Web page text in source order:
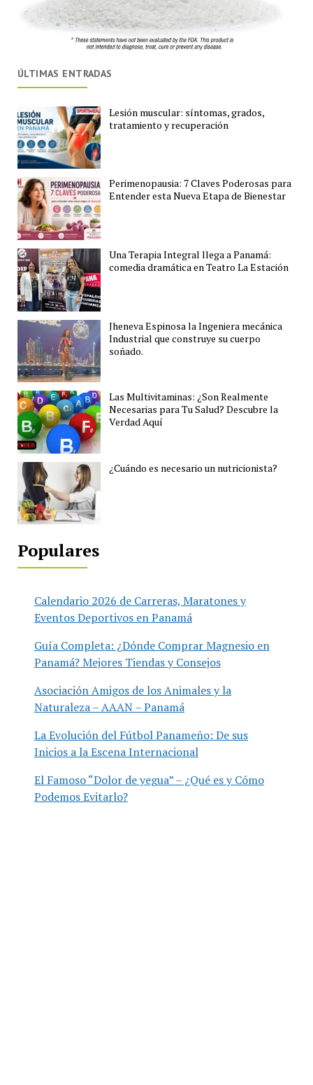
ÚLTIMAS ENTRADAS
Lesión muscular: síntomas, grados,
tratamiento y recuperación
Perimenopausia: 7 Claves Poderosas para
Entender esta Nueva Etapa de Bienestar
Una Terapia Integral llega a Panamá:
comedia dramática en Teatro La Estación
Jheneva Espinosa la Ingeniera mecánica
Industrial que construye su cuerpo
soñado.
Las Multivitaminas: ¿Son Realmente
Necesarias para Tu Salud? Descubre la
Verdad Aquí
¿Cuándo es necesario un nutricionista?
Populares
Calendario 2026 de Carreras, Maratones y
Eventos Deportivos en Panamá
Guía Completa: ¿Dónde Comprar Magnesio en
Panamá? Mejores Tiendas y Consejos
Asociación Amigos de los Animales y la
Naturaleza – AAAN – Panamá
La Evolución del Fútbol Panameño: De sus
Inicios a la Escena Internacional
El Famoso “Dolor de yegua” – ¿Qué es y Cómo
Podemos Evitarlo?